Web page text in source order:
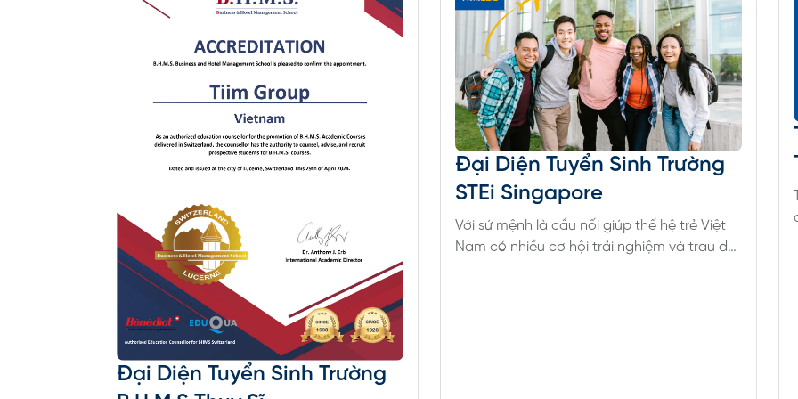
Đại Diện Tuyển Sinh Trường
Đại Diện Tuyển Sinh Trường
STEi Singapore
Với sứ mệnh là cầu nối giúp thế hệ trẻ Việt
Nam có nhiều cơ hội trải nghiệm và trau dồi